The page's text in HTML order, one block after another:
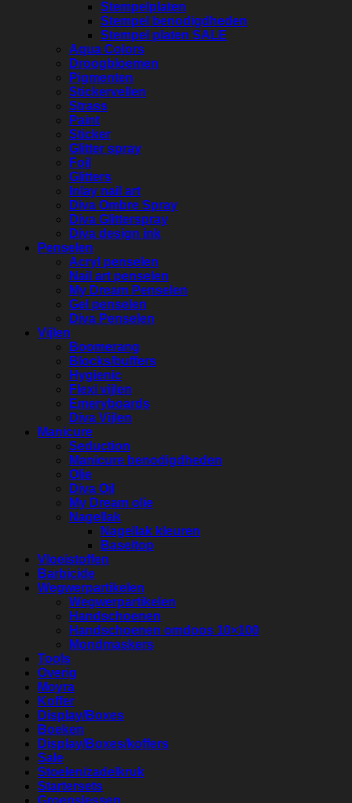
Stempelplaten
Stempel benodigdheden
Stempel platen SALE
Aqua Colors
Droogbloemen
Pigmenten
Stickervellen
Strass
Paint
Sticker
Glitter spray
Foil
Glitters
Inlay nail art
Diva Ombre Spray
Diva Glitterspray
Diva design ink
Penselen
Acryl penselen
Nail art penselen
My Dream Penselen
Gel penselen
Diva Penselen
Vijlen
Boomerang
Blocks/buffers
Hygienic
Flexi vijlen
Emeryboards
Diva Vijlen
Manicure
Seduction
Manicure benodigdheden
Olie
Diva Oil
My Dream olie
Nagellak
Nagellak kleuren
Base/top
Vloeistoffen
Barbicide
Wegwerpartikelen
Wegwerpartikelen
Handschoenen
Handschoenen omdoos 10×100
Mondmaskers
Tools
Overig
Moyra
Koffer
Display/Boxes
Boeken
Display/Boxes/koffers
Sale
Stoelen/zadelkruk
Startersets